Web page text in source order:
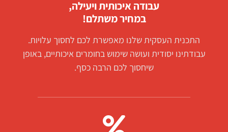
עבודה איכותית ויעילה,
במחיר משתלם!
התכנית העסקית שלנו מאפשרת לכם לחסוך עלויות.
עבודתינו יסודית ועושה שימוש בחומרים איכותיים, באופן
שיחסוך לכם הרבה כסף.